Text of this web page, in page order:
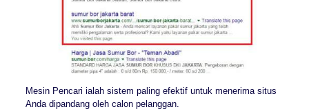
Mesin Pencari ialah sistem paling efektif untuk menerima situs
Anda dipandang oleh calon pelanggan.